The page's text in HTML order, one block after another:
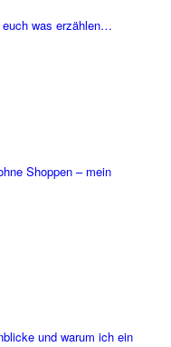
was erzählen…
Shoppen – mein
und warum ich ein